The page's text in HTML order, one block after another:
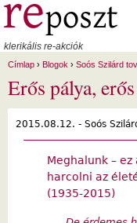
Ugrás a tartalomra
klerikális re-akciók
Címlap › Blogok › Soós Szilárd
Erős pálya,
2015.08.12. - Soós
Meghalunk –
harcolni az
(1935-2015)